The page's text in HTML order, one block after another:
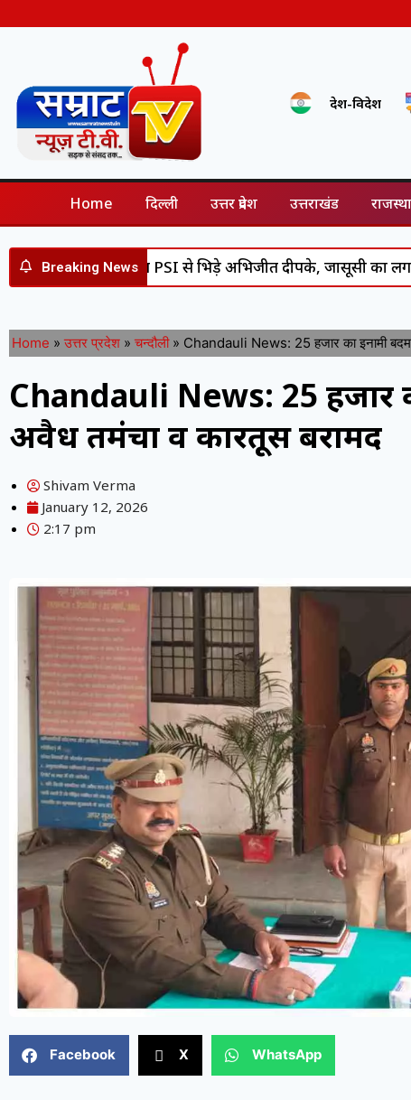
देश-विदेश
Home दिल्ली उत्तर प्रदेश उत्तराखंड
Breaking News
में तैनात PSI से भिड़े अभिजीत दीपके, जासूसी का लगाया बड़ा
Home » उत्तर प्रदेश » चन्दौली » Chandauli News: 25 हजार का इनामी
Chandauli News: 25 हजार
अवैध तमंचा व कारतूस बरामद
Shivam Verma
January 12, 2026
2:17 pm
Facebook X WhatsApp